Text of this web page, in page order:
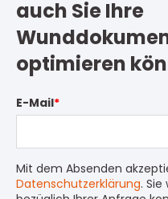
auch Sie Ihre
optimieren
E-Mail*
Mit dem Absenden
Datenschutzerklärung.